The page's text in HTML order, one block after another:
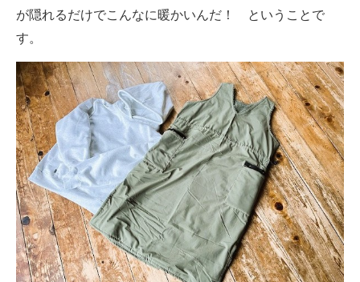
が隠れるだけでこんなに暖かいんだ！ ということで
す。